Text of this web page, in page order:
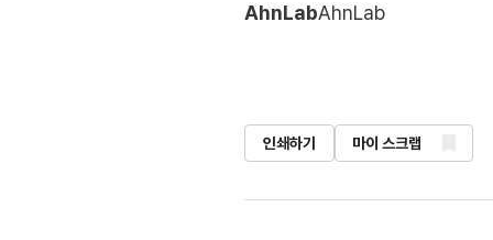
AhnLabAhnLab
인쇄하기 마이 스크랩